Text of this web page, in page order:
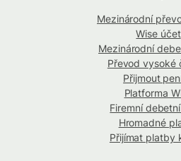
Mezinárodní
Wise účet
Mezinárodní
Převod vysoké
Přijmout
Platforma
Firemní
Hromadné
Přijímat platby